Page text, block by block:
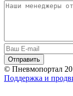
© Пневмопортал
Поддержка и